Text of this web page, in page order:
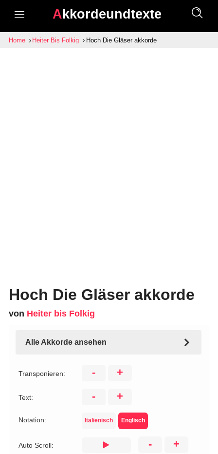
Akkordeundtexte
Home Heiter Bis Folkig Hoch Die Gläser akkorde
Hoch Die Gläser akkorde
von Heiter bis Folkig
Alle Akkorde ansehen
Transponieren: - +
Text: - +
Notation: Italienisch Englisch
Auto Scroll: - +